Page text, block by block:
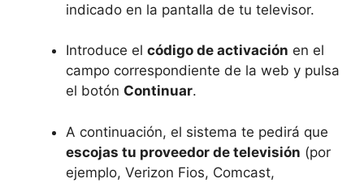
indicado en la pantalla de tu televisor.
Introduce el código de activación en el
campo correspondiente de la web y pulsa
el botón Continuar.
A continuación, el sistema te pedirá que
escojas tu proveedor de televisión (por
ejemplo, Verizon Fios, Comcast,